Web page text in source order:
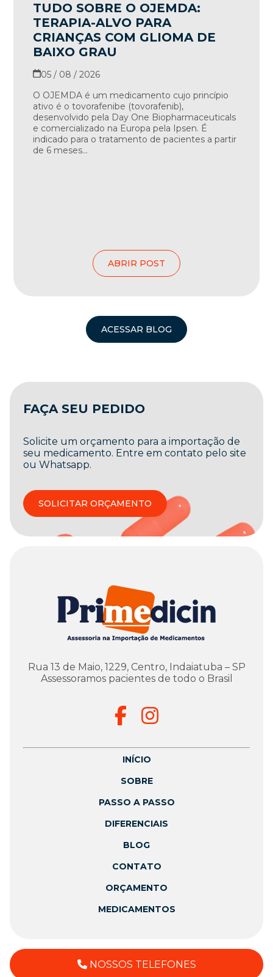
TUDO SOBRE O OJEMDA:
TERAPIA-ALVO PARA
CRIANÇAS COM GLIOMA DE
BAIXO GRAU
05 / 08 / 2026
O OJEMDA é um medicamento cujo princípio
ativo é o tovorafenibe (tovorafenib),
desenvolvido pela Day One Biopharmaceuticals
e comercializado na Europa pela Ipsen. É
indicado para o tratamento de pacientes a partir
de 6 meses...
ABRIR POST
ACESSAR BLOG
FAÇA SEU PEDIDO
Solicite um orçamento para a importação de
seu medicamento. Entre em contato pelo site
ou Whatsapp.
SOLICITAR ORÇAMENTO
Rua 13 de Maio, 1229, Centro, Indaiatuba – SP
Assessoramos pacientes de todo o Brasil
INÍCIO
SOBRE
PASSO A PASSO
DIFERENCIAIS
BLOG
CONTATO
ORÇAMENTO
MEDICAMENTOS
NOSSOS TELEFONES